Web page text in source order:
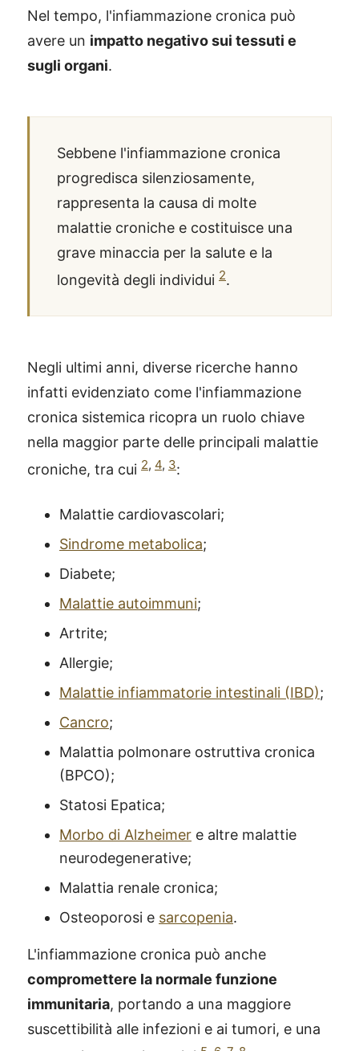
Nel tempo, l'infiammazione cronica può
avere un impatto negativo sui tessuti e
sugli organi.
Sebbene l'infiammazione cronica
progredisca silenziosamente,
rappresenta la causa di molte
malattie croniche e costituisce una
grave minaccia per la salute e la
longevità degli individui 2.
Negli ultimi anni, diverse ricerche hanno
infatti evidenziato come l'infiammazione
cronica sistemica ricopra un ruolo chiave
nella maggior parte delle principali malattie
croniche, tra cui 2, 4, 3:
Malattie cardiovascolari;
Sindrome metabolica;
Diabete;
Malattie autoimmuni;
Artrite;
Allergie;
Malattie infiammatorie intestinali (IBD);
Cancro;
Malattia polmonare ostruttiva cronica
(BPCO);
Statosi Epatica;
Morbo di Alzheimer e altre malattie
neurodegenerative;
Malattia renale cronica;
Osteoporosi e sarcopenia.
L'infiammazione cronica può anche
compromettere la normale funzione
immunitaria, portando a una maggiore
suscettibilità alle infezioni e ai tumori, e una